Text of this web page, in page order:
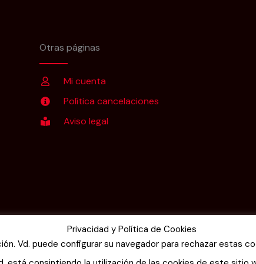
Otras páginas
Mi cuenta
Política cancelaciones
Aviso legal
Privacidad y Política de Cookies
Vd. puede configurar su navegador para rechazar estas